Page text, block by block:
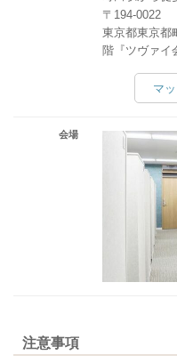
〒194-0022
東京都東京
階『ツヴァイ
マ
会場
注意事項